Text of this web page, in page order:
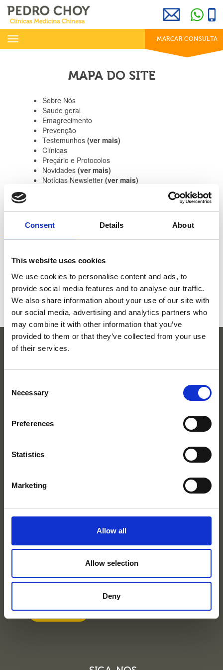
Consent Details About
This website uses cookies
We use cookies to personalise content and ads, to
provide social media features and to analyse our traffic.
We also share information about your use of our site with
our social media, advertising and analytics partners who
may combine it with other information that you’ve
provided to them or that they’ve collected from your use
of their services.
Selection
Necessary
Preferences
Statistics
Marketing
Allow all
Allow selection
Deny
info@clinicaspedrochoy.com 969 800 001
dias úteis das 8h às 20h
Toggle
MARCAR CONSULTA
MAPA DO SITE
Sobre Nós
Saude geral
Emagrecimento
Prevenção
Testemunhos (ver mais)
Clínicas
Preçário e Protocolos
Novidades (ver mais)
Notícias Newsletter (ver mais)
Política de Privacidade
Política de Cookies
Apoio ao cliente
FAQ's
CONTACTO
Marcações
Acupuntura
Newsletter
>
POLÍTICA DE PRIVACIDADE
MAPA DO SITE
Ao subscrever concorda com aPolítica de Privacidade
deste Website.